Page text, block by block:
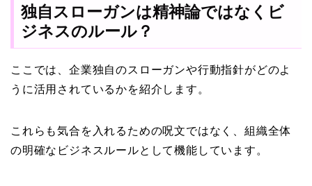
独自スローガンは精神論ではなくビ
ジネスのルール？
ここでは、企業独自のスローガンや行動指針がどのよ
うに活用されているかを紹介します。
これらも気合を入れるための呪文ではなく、組織全体
の明確なビジネスルールとして機能しています。